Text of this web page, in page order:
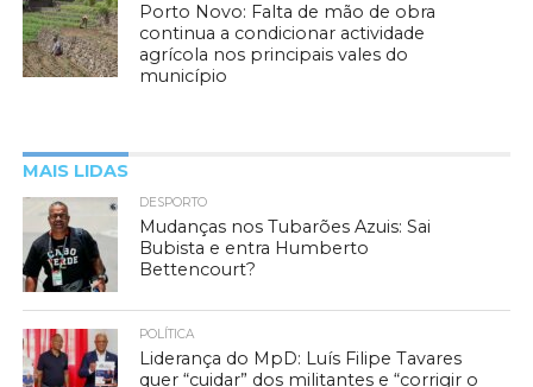
Porto Novo: Falta de mão de obra
continua a condicionar actividade
agrícola nos principais vales do
município
MAIS LIDAS
DESPORTO
Mudanças nos Tubarões Azuis: Sai
Bubista e entra Humberto
Bettencourt?
POLÍTICA
Liderança do MpD: Luís Filipe Tavares
quer “cuidar” dos militantes e “corrigir o